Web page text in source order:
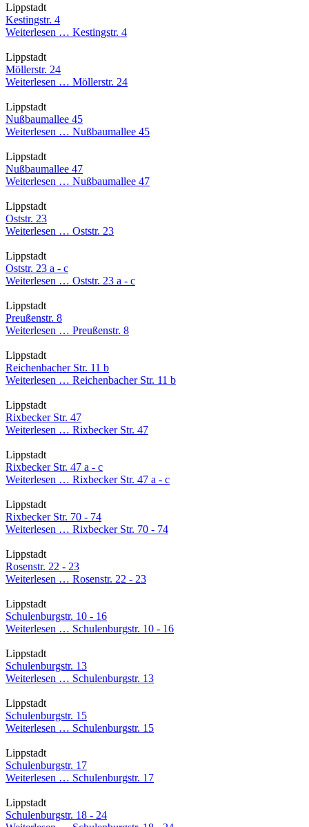
Lippstadt
Kestingstr. 4
Weiterlesen … Kestingstr. 4
Lippstadt
Möllerstr. 24
Weiterlesen … Möllerstr. 24
Lippstadt
Nußbaumallee 45
Weiterlesen … Nußbaumallee 45
Lippstadt
Nußbaumallee 47
Weiterlesen … Nußbaumallee 47
Lippstadt
Oststr. 23
Weiterlesen … Oststr. 23
Lippstadt
Oststr. 23 a - c
Weiterlesen … Oststr. 23 a - c
Lippstadt
Preußenstr. 8
Weiterlesen … Preußenstr. 8
Lippstadt
Reichenbacher Str. 11 b
Weiterlesen … Reichenbacher Str. 11 b
Lippstadt
Rixbecker Str. 47
Weiterlesen … Rixbecker Str. 47
Lippstadt
Rixbecker Str. 47 a - c
Weiterlesen … Rixbecker Str. 47 a - c
Lippstadt
Rixbecker Str. 70 - 74
Weiterlesen … Rixbecker Str. 70 - 74
Lippstadt
Rosenstr. 22 - 23
Weiterlesen … Rosenstr. 22 - 23
Lippstadt
Schulenburgstr. 10 - 16
Weiterlesen … Schulenburgstr. 10 - 16
Lippstadt
Schulenburgstr. 13
Weiterlesen … Schulenburgstr. 13
Lippstadt
Schulenburgstr. 15
Weiterlesen … Schulenburgstr. 15
Lippstadt
Schulenburgstr. 17
Weiterlesen … Schulenburgstr. 17
Lippstadt
Schulenburgstr. 18 - 24